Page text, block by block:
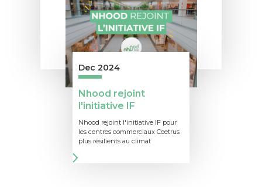
Dec 2024
Nhood rejoint
l'initiative IF
Nhood rejoint l'initiative IF pour
les centres commerciaux Ceetrus
plus résilients au climat